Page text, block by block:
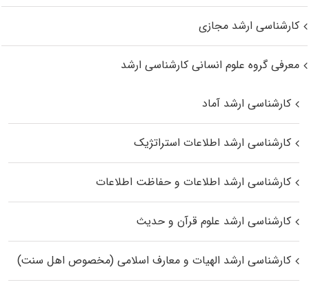
کارشناسی ارشد مجازی
معرفی گروه علوم انسانی کارشناسی ارشد
کارشناسی ارشد آماد
کارشناسی ارشد اطلاعات استراتژیک
کارشناسی ارشد اطلاعات و حفاظت اطلاعات
کارشناسی ارشد علوم قرآن و حدیث
کارشناسی ارشد الهیات و معارف اسلامی (مخصوص اهل سنت)